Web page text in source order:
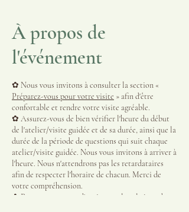
À propos de
l'événement
✿ Nous vous invitons à consulter la section «
Préparez-vous pour votre visite » afin d'être
confortable et rendre votre visite agréable.
✿ Assurez-vous de bien vérifier l'heure du début
de l'atelier/visite guidée et de sa durée, ainsi que la
durée de la période de questions qui suit chaque
atelier/visite guidée. Nous vous invitons à arriver à
l'heure. Nous n'attendrons pas les retardataires
afin de respecter l'horaire de chacun. Merci de
votre compréhension.
✿ Pour vous assurer d'avoir une place le jour de